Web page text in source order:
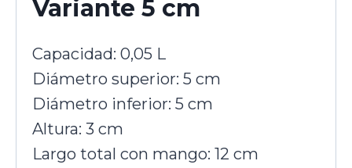
Variante 5 cm
Capacidad: 0,05 L
Diámetro superior: 5 cm
Diámetro inferior: 5 cm
Altura: 3 cm
Largo total con mango: 12 cm